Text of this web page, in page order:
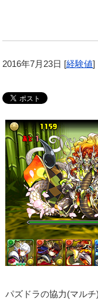
2016年7月23日 [経験値]
パズドラの協力(マル